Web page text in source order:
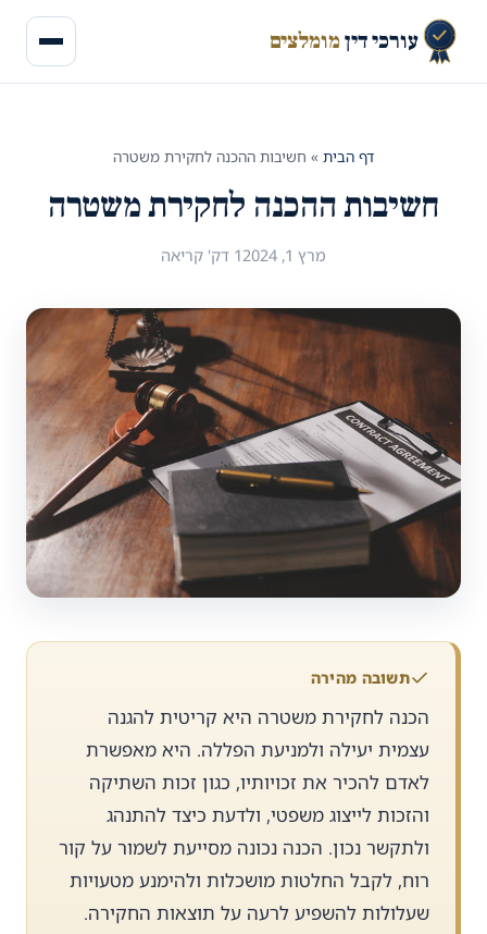
עורכי דיןמומלצים
דף הבית » חשיבות ההכנה לחקירת משטרה
חשיבות ההכנה לחקירת משטרה
מרץ 1, 2024 1 דק' קריאה
תשובה מהירה
הכנה לחקירת משטרה היא קריטית להגנה
עצמית יעילה ולמניעת הפללה. היא מאפשרת
לאדם להכיר את זכויותיו, כגון זכות השתיקה
והזכות לייצוג משפטי, ולדעת כיצד להתנהג
ולתקשר נכון. הכנה נכונה מסייעת לשמור על קור
רוח, לקבל החלטות מושכלות ולהימנע מטעויות
שעלולות להשפיע לרעה על תוצאות החקירה.